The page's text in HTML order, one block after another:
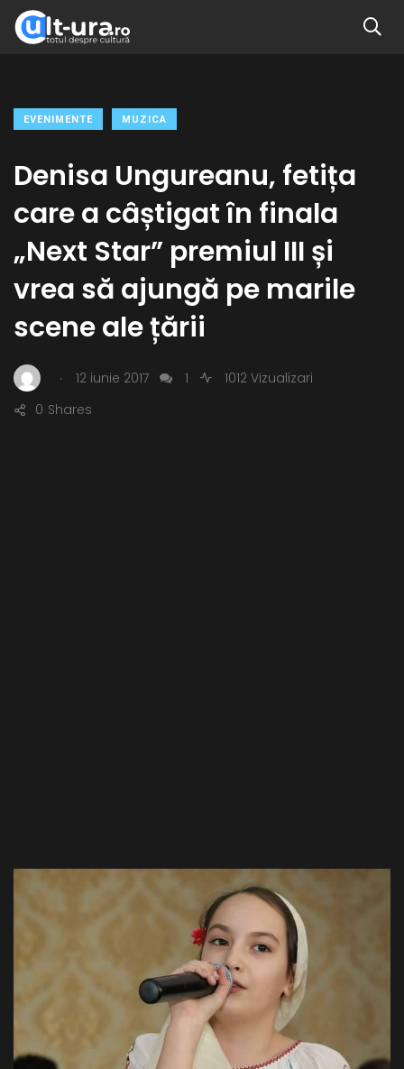
EVENIMENTE MUZICA
Denisa Ungureanu, fetița
care a câștigat în finala
„Next Star” premiul III și
vrea să ajungă pe marile
scene ale țării
. 12 iunie 2017 1
1012 Vizualizari
Shares
0